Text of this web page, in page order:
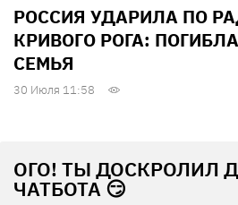
РОССИЯ УДАРИЛА ПО
КРИВОГО РОГА:
СЕМЬЯ
30 Июля 11:58
ОГО! ТЫ ДОСКРОЛИЛ
ЧАТБОТА 😏